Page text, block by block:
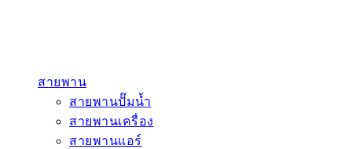
สายพาน
สายพานปั๊มน้ำ
สายพานเครื่อง
สายพานแอร์